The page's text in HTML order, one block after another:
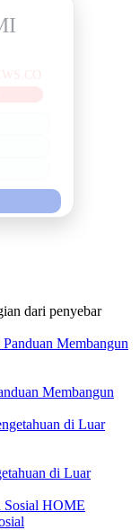
dari penyebar
Membangun
di Luar
HOME